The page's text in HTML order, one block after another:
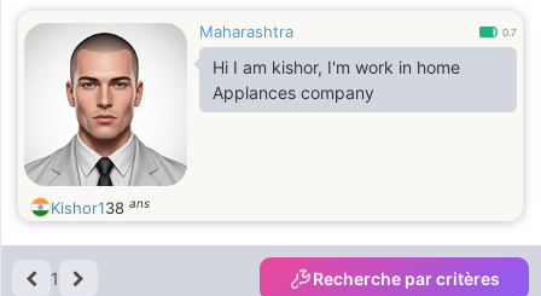
Maharashtra 0.7
Hi I am kishor, I'm work in home
Applances company
Kishor138 ans
1 Recherche par critères